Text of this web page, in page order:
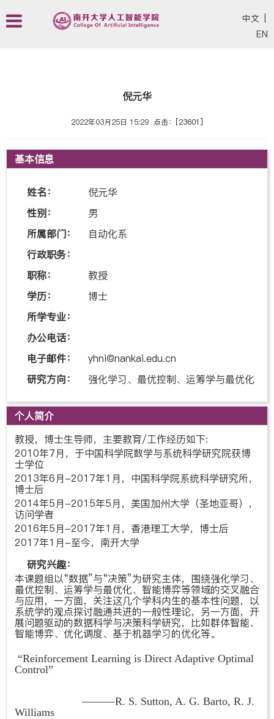
中文
EN
倪元华
2022年03月25日 15:29 点击：[23601 ]
基本信息
姓名：
倪元华
性别：
男
所属部门：
自动化系
行政职务：
职称：
教授
学历：
博士
所学专业：
办公电话：
电子邮件：
yhni@nankai.edu.cn
研究方向：
强化学习、最优控制、 运筹学与最优化
个人简介
教授，博士生导师，主要教育/工作经历如下:
2010年7月，于中国科学院数学与系统科学研究院获博
士学位
2013年6月-2017年1月，中国科学院系统科学研究所，
博士后
2014年5月-2015年5月，美国加州大学（圣地亚哥），
访问学者
2016年5月-2017年1月，香港理工大学，博士后
2017年1月-至今，南开大学
研究兴趣：
本课题组以“数据”与“决策”为研究主体，围绕强化学习、
最优控制、运筹学与最优化、智能博弈等领域的交叉融合
与应用，一方面，关注这几个学科内生的基本性问题，以
系统学的观点探讨融通共进的一般性理论，另一方面，开
展问题驱动的数据科学与决策科学研究，比如群体智能、
智能博弈、优化调度、基于机器学习的优化等。
“Reinforcement Learning is Direct Adaptive Optimal
Control”
———R. S. Sutton, A. G. Barto, R. J.
Williams